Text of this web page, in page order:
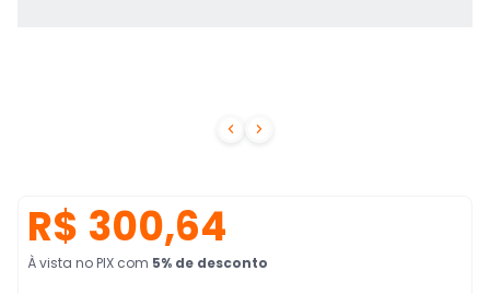
 
R$ 300,64
À vista no PIX com 5% de desconto